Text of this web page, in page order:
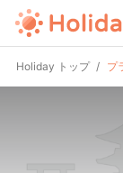
Holiday トップ プ